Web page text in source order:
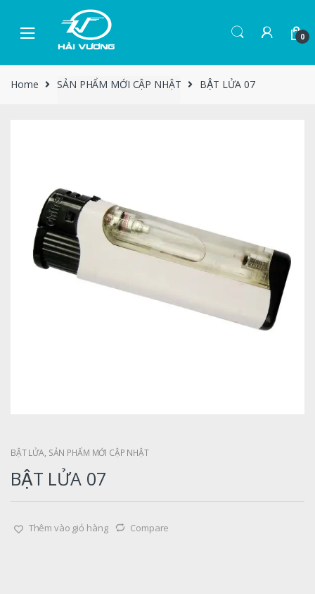
0
Home SẢN PHẨM MỚI CẬP NHẬT BẬT LỬA 07
BẬT LỬA, SẢN PHẨM MỚI CẬP NHẬT
BẬT LỬA 07
Thêm vào giỏ hàng Compare